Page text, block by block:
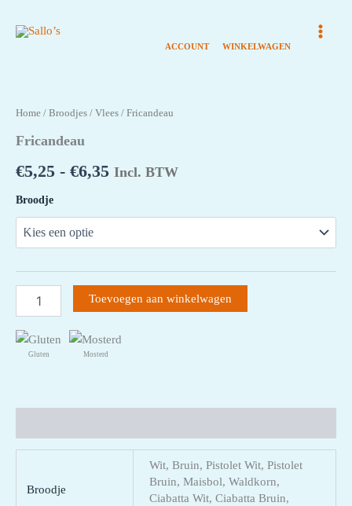
naar
Home / Broodjes / Vlees / Fricandeau
Fricandeau
€5,25 - €6,35Prijsklasse:
Incl. BTW
Broodje
aantal
Toevoegen aan winkelwagen
Gluten Mosterd
Broodje
Wit, Bruin, Pistolet Wit, Pistolet
Bruin, Maisbol, Waldkorn,
Ciabatta Wit, Ciabatta Bruin,